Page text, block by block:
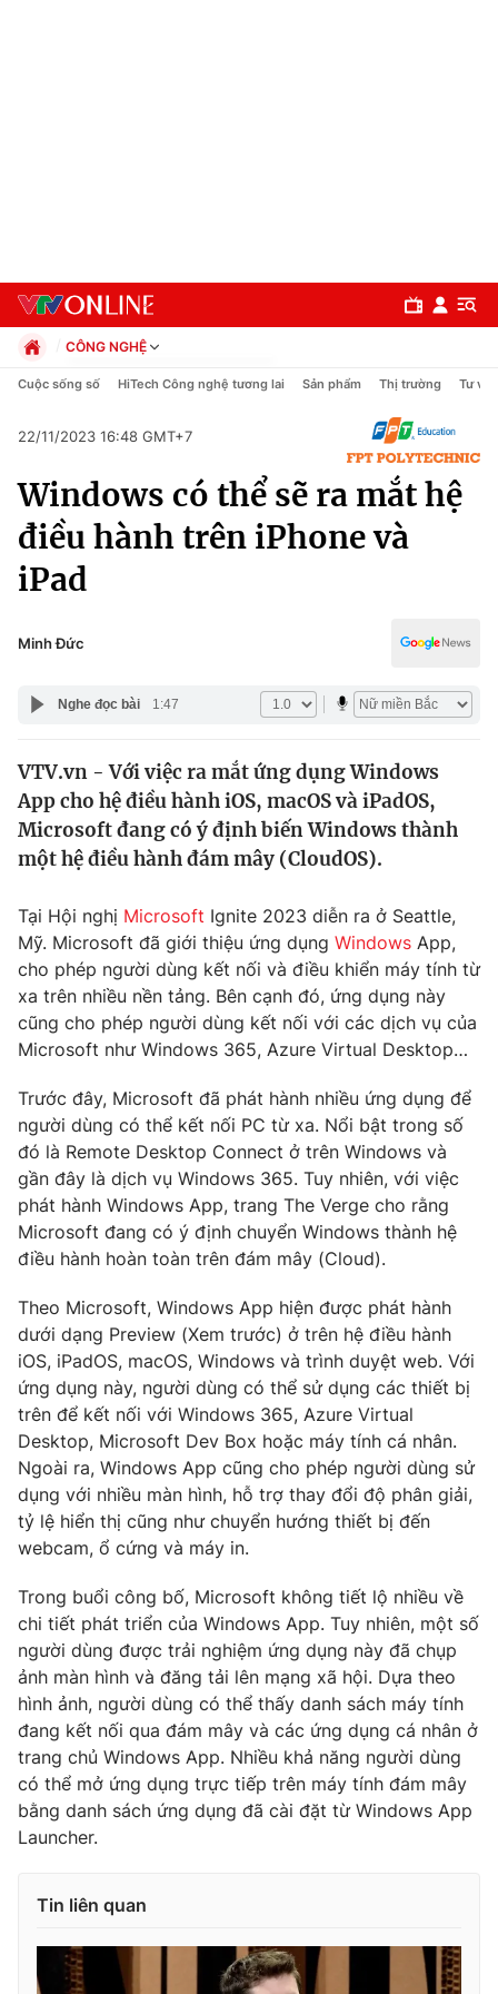
Chính trị
Xã hội
Pháp luật
Y tế
Thế giới
Tin tức
Thế giới đó đây
Kinh tế
Tài chính
Thị trường
Góc doanh nghiệp
Truyền hình
Phim VTV
Hậu trường
Nhân vật
Khán giả
Giải sao mai
Giải trí
Âm nhạc
Sao
Đời sống
Du lịch
Làm đẹp
Chất lượng cuộc sống
Giáo dục
Tuyển sinh
Học trực tuyến
Công nghệ
Hitech Công nghệ tương lai
Sản phẩm
Thị trường
Tư vấn
Lịch phát sóng
Chuyên mục khác
Emagazine Podcast
Photo Infographic
Video Shorts video
VTV Money VTV Thể thao
VTV Sức khoẻ Bất động sản
Thị trường 24h Tấm lòng Việt
VTV9
Liên hệ tòa soạn English
CÔNG NGHỆ
Chính trị
Pháp luật
Thể thao
Truyền hình
Văn hóa - Giải trí
Y tế
Công nghệ
Cuộc sống số HiTech Công nghệ tương lai Sản phẩm Thị trường Tư vấn
22/11/2023 16:48 GMT+7
Windows có thể sẽ ra mắt hệ
điều hành trên iPhone và
iPad
Minh Đức
Nghe đọc bài 1:47
VTV.vn - Với việc ra mắt ứng dụng Windows
App cho hệ điều hành iOS, macOS và iPadOS,
Microsoft đang có ý định biến Windows thành
một hệ điều hành đám mây (CloudOS).
Tại Hội nghị Microsoft Ignite 2023 diễn ra ở Seattle,
Mỹ. Microsoft đã giới thiệu ứng dụng Windows App,
cho phép người dùng kết nối và điều khiển máy tính từ
xa trên nhiều nền tảng. Bên cạnh đó, ứng dụng này
cũng cho phép người dùng kết nối với các dịch vụ của
Microsoft như Windows 365, Azure Virtual Desktop…
Trước đây, Microsoft đã phát hành nhiều ứng dụng để
người dùng có thể kết nối PC từ xa. Nổi bật trong số
đó là Remote Desktop Connect ở trên Windows và
gần đây là dịch vụ Windows 365. Tuy nhiên, với việc
phát hành Windows App, trang The Verge cho rằng
Microsoft đang có ý định chuyển Windows thành hệ
điều hành hoàn toàn trên đám mây (Cloud).
Theo Microsoft, Windows App hiện được phát hành
dưới dạng Preview (Xem trước) ở trên hệ điều hành
iOS, iPadOS, macOS, Windows và trình duyệt web. Với
ứng dụng này, người dùng có thể sử dụng các thiết bị
trên để kết nối với Windows 365, Azure Virtual
Desktop, Microsoft Dev Box hoặc máy tính cá nhân.
Ngoài ra, Windows App cũng cho phép người dùng sử
dụng với nhiều màn hình, hỗ trợ thay đổi độ phân giải,
tỷ lệ hiển thị cũng như chuyển hướng thiết bị đến
webcam, ổ cứng và máy in.
Trong buổi công bố, Microsoft không tiết lộ nhiều về
chi tiết phát triển của Windows App. Tuy nhiên, một số
người dùng được trải nghiệm ứng dụng này đã chụp
ảnh màn hình và đăng tải lên mạng xã hội. Dựa theo
hình ảnh, người dùng có thể thấy danh sách máy tính
đang kết nối qua đám mây và các ứng dụng cá nhân ở
trang chủ Windows App. Nhiều khả năng người dùng
có thể mở ứng dụng trực tiếp trên máy tính đám mây
bằng danh sách ứng dụng đã cài đặt từ Windows App
Launcher.
Tin liên quan